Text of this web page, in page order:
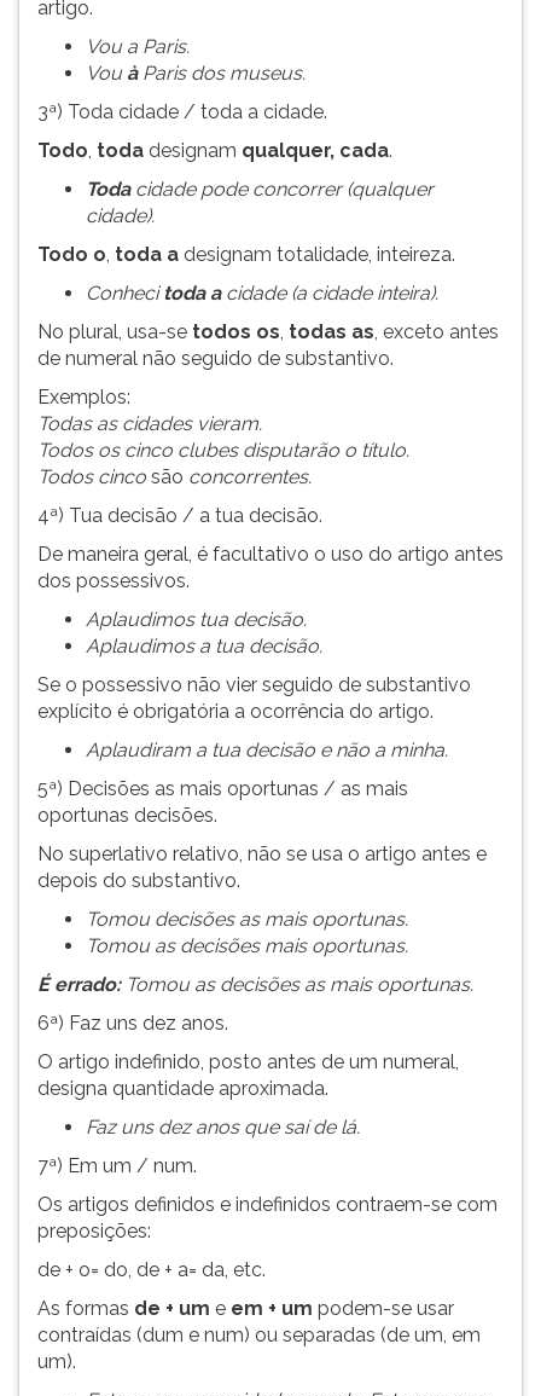
artigo.
Vou a Paris.
Vou à Paris dos museus.
3ª) Toda cidade / toda a cidade.
Todo, toda designam qualquer, cada.
Toda cidade pode concorrer (qualquer
cidade).
Todo o, toda a designam totalidade, inteireza.
Conheci toda a cidade (a cidade inteira).
No plural, usa-se todos os, todas as, exceto antes
de numeral não seguido de substantivo.
Exemplos:
Todas as cidades vieram.
Todos os cinco clubes disputarão o título.
Todos cinco são concorrentes.
4ª) Tua decisão / a tua decisão.
De maneira geral, é facultativo o uso do artigo antes
dos possessivos.
Aplaudimos tua decisão.
Aplaudimos a tua decisão.
Se o possessivo não vier seguido de substantivo
explícito é obrigatória a ocorrência do artigo.
Aplaudiram a tua decisão e não a minha.
5ª) Decisões as mais oportunas / as mais
oportunas decisões.
No superlativo relativo, não se usa o artigo antes e
depois do substantivo.
Tomou decisões as mais oportunas.
Tomou as decisões mais oportunas.
É errado: Tomou as decisões as mais oportunas.
6ª) Faz uns dez anos.
O artigo indefinido, posto antes de um numeral,
designa quantidade aproximada.
Faz uns dez anos que saí de lá.
7ª) Em um / num.
Os artigos definidos e indefinidos contraem-se com
preposições:
de + o= do, de + a= da, etc.
As formas de + um e em + um podem-se usar
contraídas (dum e num) ou separadas (de um, em
um).